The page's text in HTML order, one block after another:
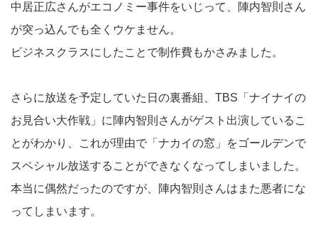
中居正広さんがエコノミー事件をいじって、陣内智則さん
が突っ込んでも全くウケません。
ビジネスクラスにしたことで制作費もかさみました。
さらに放送を予定していた日の裏番組、TBS「ナイナイの
お見合い大作戦」に陣内智則さんがゲスト出演しているこ
とがわかり、これが理由で「ナカイの窓」をゴールデンで
スペシャル放送することができなくなってしまいました。
本当に偶然だったのですが、陣内智則さんはまた悪者にな
ってしまいます。